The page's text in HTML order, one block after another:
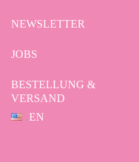
NEWSLETTER
JOBS
BESTELLUNG &
VERSAND
EN